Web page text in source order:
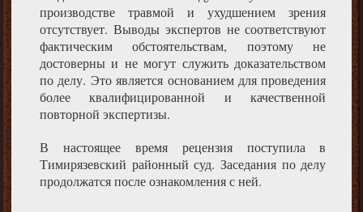
производстве травмой и ухудшением зрения
отсутствует. Выводы экспертов не соответствуют
фактическим обстоятельствам, поэтому не
достоверны и не могут служить доказательством
по делу. Это является основанием для проведения
более квалифицированной и качественной
повторной экспертизы.
В настоящее время рецензия поступила в
Тимирязевский районный суд. Заседания по делу
продолжатся после ознакомления с ней.